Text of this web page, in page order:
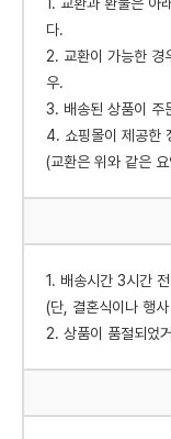
다.
2. 교환이 가능한 경
우.
3. 배송된 상품이 주
4. 쇼핑몰이 제공한
(교환은 위와 같은
1. 배송시간 3시간
(단, 결혼식이나 행
2. 상품이 품절되었